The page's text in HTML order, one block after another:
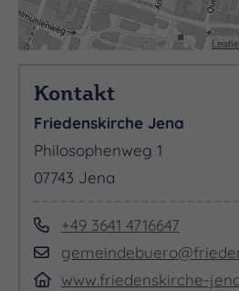
Kontakt
Friedenskirche Jena
Philosophenweg 1
07743 Jena
+49 3641 4716647
www.friedenskirche-